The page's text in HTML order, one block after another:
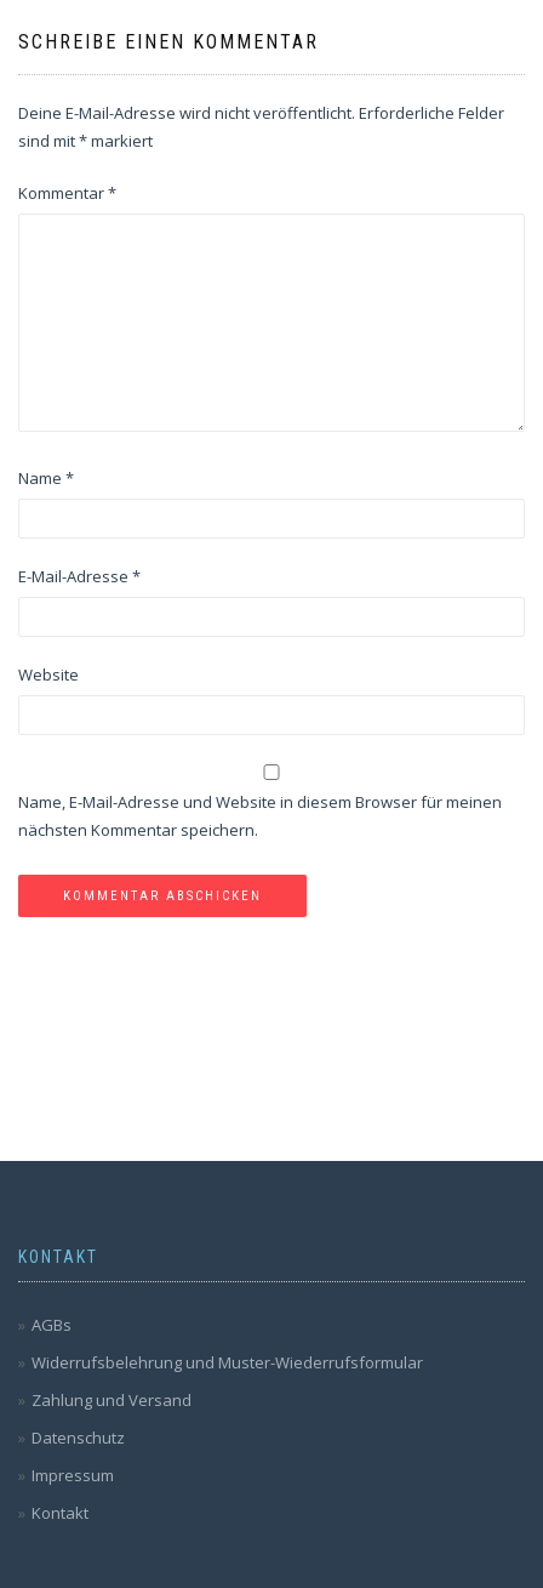
SCHREIBE EINEN KOMMENTAR
Deine E-Mail-Adresse wird nicht veröffentlicht. Erforderliche Felder
sind mit*markiert
Kommentar*
Name *
E-Mail-Adresse *
Website
Name, E-Mail-Adresse und Website in diesem Browser für meinen
nächsten Kommentar speichern.
KONTAKT
AGBs
Widerrufsbelehrung und Muster-Wiederrufsformular
Zahlung und Versand
Datenschutz
Impressum
Kontakt